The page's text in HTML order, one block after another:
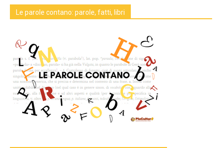
Le parole contano: parole, fatti, libri